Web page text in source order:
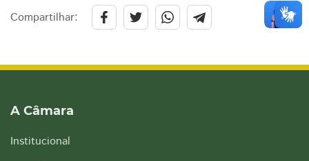
Compartilhar:
A Câmara
Institucional